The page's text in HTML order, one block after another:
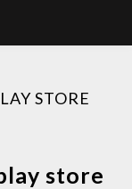
STORE
store